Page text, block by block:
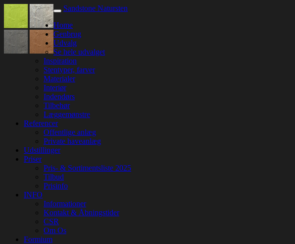
Sandstone Natursten
Home
Genbrug
Udvalg
Se hele udvalget
Inspiration
Stentyper, farver
Materialer
Interiør
Indendørs
Tilbehør
Læggemønstre
Referencer
Offentlige anlæg
Private haveanlæg
Udstillinger
Priser
Pris- & Sortimentsliste 2025
Tilbud
Prisinfo
INFO
Informationer
Kontakt & Åbningstider
CSR
Om Os
Formium